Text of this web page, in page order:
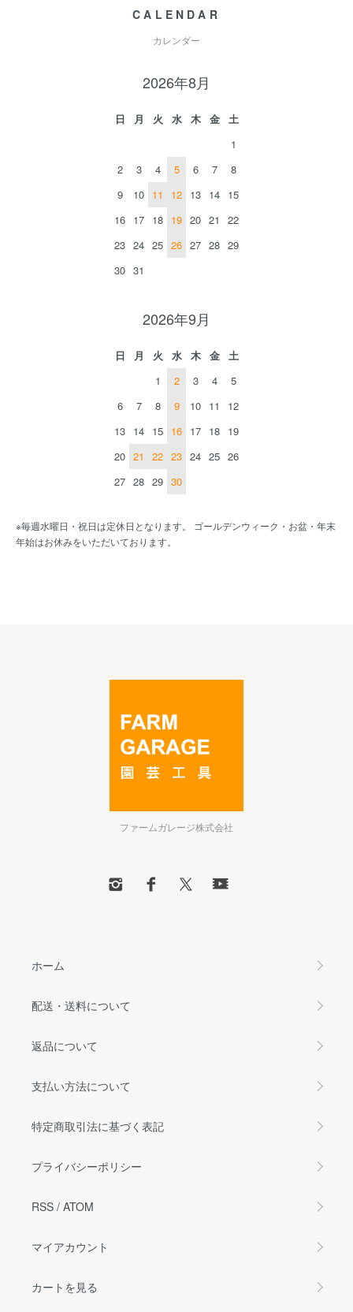
CALENDAR
カレンダー
2026年8月
日 月 火 水 木 金
土
1
2
3 4 5 6 7
8
9
10 11 12 13 14 15
16 17 18 19 20 21
22
23 24 25 26 27 28 29
30 31
2026年9月
日 月 火 水 木 金
土
1
2 3 4
5
6
7 8 9 10 11
12
13 14 15 16 17 18 19
20 21 22 23 24 25 26
27 28 29 30
※毎週水曜日・祝日は定休日となります。 ゴールデンウィーク・お盆・年末
年始はお休みをいただいております。
ファームガレージ株式会社
ホーム
配送・送料について
返品について
支払い方法について
特定商取引法に基づく表記
プライバシーポリシー
RSS / ATOM
マイアカウント
カートを見る